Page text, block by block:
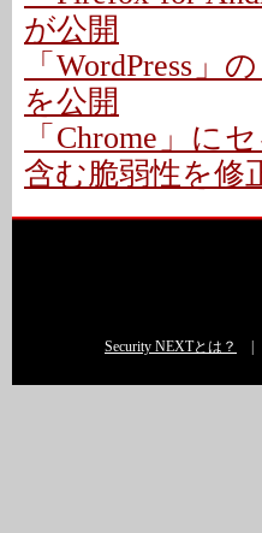
が公開
「WordPress
を公開
「Chrome」に
含む脆弱性を修
Security NEXTとは？ |